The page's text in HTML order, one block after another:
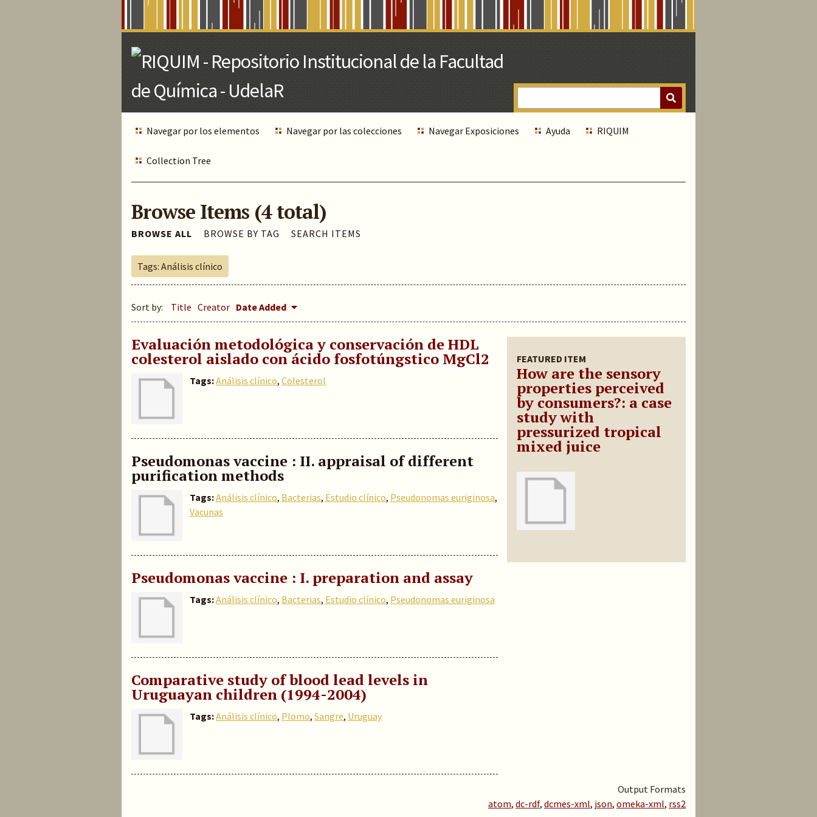
Navegar por los elementos Navegar por las colecciones Navegar Exposiciones Ayuda RIQUIM
Collection Tree
Browse Items (4 total)
BROWSE ALL BROWSE BY TAG SEARCH ITEMS
Tags: Análisis clínico
Sort by: Title Creator Date Added
FEATURED ITEM
How are the sensory
properties perceived
by consumers?: a case
study with
pressurized tropical
mixed juice
Evaluación metodológica y conservación de HDL
colesterol aislado con ácido fosfotúngstico MgCl2
Tags:Análisis clínico, Colesterol
Pseudomonas vaccine : II. appraisal of different
purification methods
Tags:Análisis clínico, Bacterias, Estudio clínico, Pseudonomas euriginosa,
Vacunas
Pseudomonas vaccine : I. preparation and assay
Tags:Análisis clínico, Bacterias, Estudio clínico, Pseudonomas euriginosa
Comparative study of blood lead levels in
Uruguayan children (1994-2004)
Tags:Análisis clínico, Plomo, Sangre, Uruguay
Output Formats
atom, dc-rdf, dcmes-xml, json, omeka-xml, rss2